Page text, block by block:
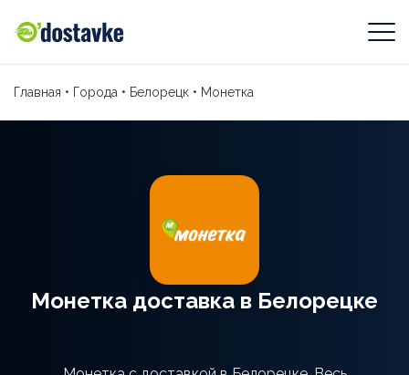
Главная • Города • Белорецк • Монетка
Монетка доставка в Белорецке